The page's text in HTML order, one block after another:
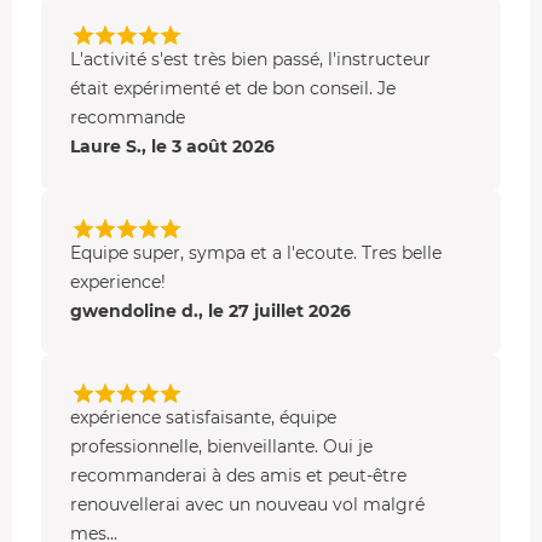
L'activité s'est très bien passé, l'instructeur
était expérimenté et de bon conseil. Je
recommande
Laure S., le 3 août 2026
Equipe super, sympa et a l'ecoute. Tres belle
experience!
gwendoline d., le 27 juillet 2026
expérience satisfaisante, équipe
professionnelle, bienveillante. Oui je
recommanderai à des amis et peut-être
renouvellerai avec un nouveau vol malgré
mes...